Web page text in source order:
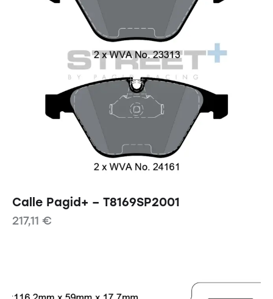
Calle Pagid+ – T8169SP2001
217,11 €